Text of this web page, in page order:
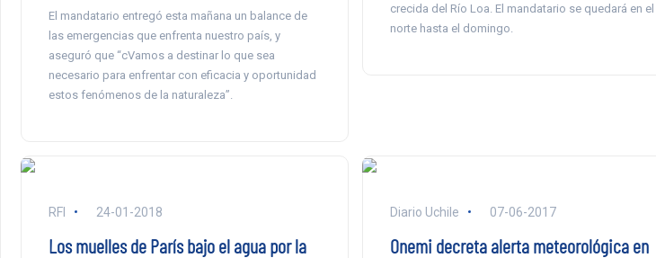
El mandatario entregó esta mañana un balance de
las emergencias que enfrenta nuestro país, y
aseguró que “cVamos a destinar lo que sea
necesario para enfrentar con eficacia y oportunidad
estos fenómenos de la naturaleza”.
crecida del Río Loa. El mandatario se quedará en el
norte hasta el domingo.
RFI 24-01-2018
Los muelles de París bajo el agua por la
Diario Uchile 07-06-2017
Onemi decreta alerta meteorológica en